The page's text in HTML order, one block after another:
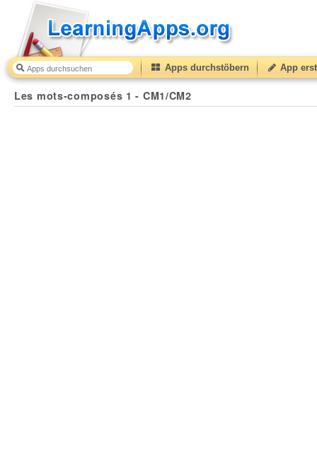
Apps durchstöbern App
Les mots-composés 1 - CM1/CM2